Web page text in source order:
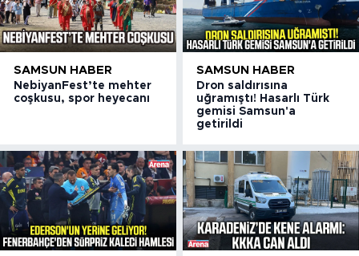
SAMSUN HABER
NebiyanFest’te mehter
coşkusu, spor heyecanı
SAMSUN HABER
Dron saldırısına
uğramıştı! Hasarlı Türk
gemisi Samsun'a
getirildi